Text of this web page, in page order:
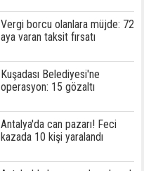
Vergi borcu olanlara müjde: 72
aya varan taksit fırsatı
Kuşadası Belediyesi'ne
operasyon: 15 gözaltı
Antalya'da can pazarı! Feci
kazada 10 kişi yaralandı